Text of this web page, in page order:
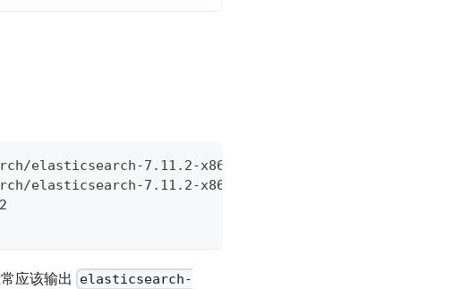
elasticsearch-7.11.2-x86_64.rpm
7.11.2-x86_64.rpm.sha512
应该输出
elasticsearch-